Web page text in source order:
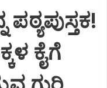
ಕೈಗೆ